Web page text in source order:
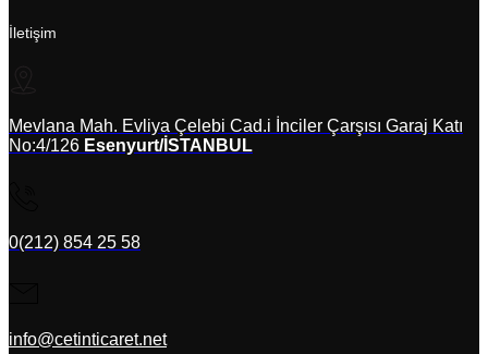
İletişim
Mevlana Mah. Evliya Çelebi Cad.i İnciler Çarşısı Garaj Katı
No:4/126 Esenyurt/İSTANBUL
0(212) 854 25 58
info@cetinticaret.net